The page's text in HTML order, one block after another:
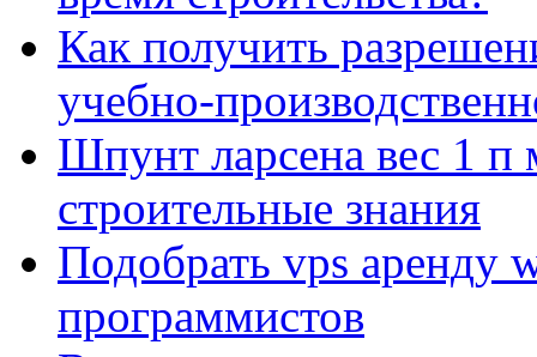
Как получить
учебно-
Шпунт ларсена вес 1 п
строительные знания
Подобрать vps аренду
программистов